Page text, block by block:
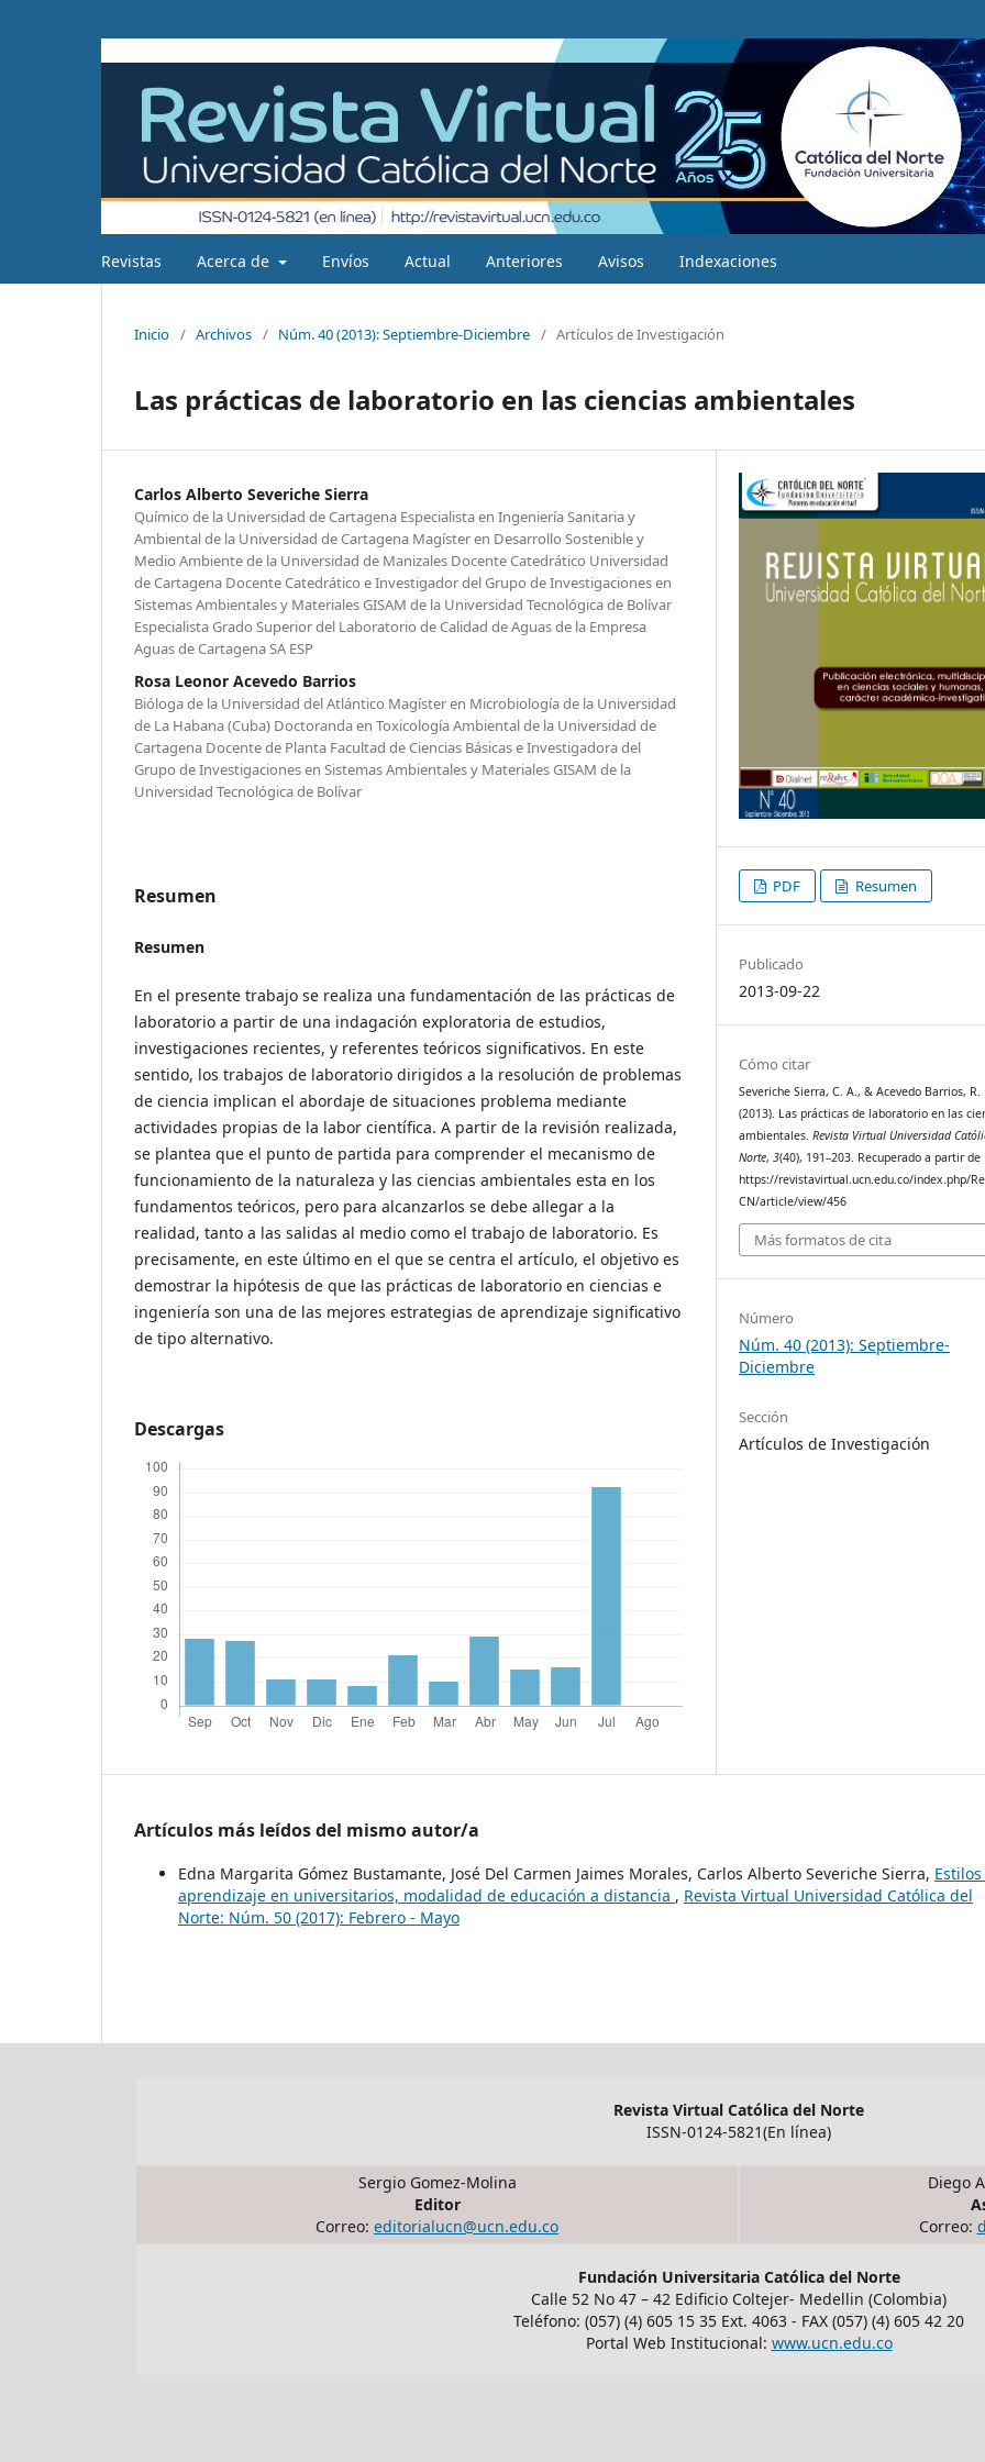
Revistas Acerca de Envíos Actual Anteriores Avisos Indexaciones
Inicio / Archivos / Núm. 40 (2013): Septiembre-Diciembre / Artículos de Investigación
Las prácticas de laboratorio en las ciencias ambientales
Carlos Alberto Severiche Sierra
Químico de la Universidad de Cartagena Especialista en Ingeniería Sanitaria y
Ambiental de la Universidad de Cartagena Magíster en Desarrollo Sostenible y
Medio Ambiente de la Universidad de Manizales Docente Catedrático Universidad
de Cartagena Docente Catedrático e Investigador del Grupo de Investigaciones en
Sistemas Ambientales y Materiales GISAM de la Universidad Tecnológica de Bolívar
Especialista Grado Superior del Laboratorio de Calidad de Aguas de la Empresa
Aguas de Cartagena SA ESP
Rosa Leonor Acevedo Barrios
Bióloga de la Universidad del Atlántico Magíster en Microbiología de la Universidad
de La Habana (Cuba) Doctoranda en Toxicología Ambiental de la Universidad de
Cartagena Docente de Planta Facultad de Ciencias Básicas e Investigadora del
Grupo de Investigaciones en Sistemas Ambientales y Materiales GISAM de la
Universidad Tecnológica de Bolívar
Resumen
Resumen
En el presente trabajo se realiza una fundamentación de las prácticas de
laboratorio a partir de una indagación exploratoria de estudios,
investigaciones recientes, y referentes teóricos significativos. En este
sentido, los trabajos de laboratorio dirigidos a la resolución de problemas
de ciencia implican el abordaje de situaciones problema mediante
actividades propias de la labor científica. A partir de la revisión realizada,
se plantea que el punto de partida para comprender el mecanismo de
funcionamiento de la naturaleza y las ciencias ambientales esta en los
fundamentos teóricos, pero para alcanzarlos se debe allegar a la
realidad, tanto a las salidas al medio como el trabajo de laboratorio. Es
precisamente, en este último en el que se centra el artículo, el objetivo es
demostrar la hipótesis de que las prácticas de laboratorio en ciencias e
ingeniería son una de las mejores estrategias de aprendizaje significativo
de tipo alternativo.
Descargas
PDF Resumen
Publicado
2013-09-22
Cómo citar
Severiche Sierra, C. A., & Acevedo Barrios, R.
(2013). Las prácticas de laboratorio en las
ambientales.Revista Virtual Universidad
Norte,3(40), 191–203. Recuperado a partir de
https://revistavirtual.ucn.edu.co/index.php/
CN/article/view/456
Más formatos de cita
Número
Núm. 40 (2013): Septiembre-
Diciembre
Sección
Artículos de Investigación
Artículos más leídos del mismo autor/a
Edna Margarita Gómez Bustamante, José Del Carmen Jaimes Morales, Carlos Alberto Severiche Sierra,
aprendizaje en universitarios, modalidad de educación a distancia , Revista Virtual Universidad Católica del
Norte: Núm. 50 (2017): Febrero - Mayo
Revista Virtual Católica del Norte
ISSN-0124-5821(En línea)
Sergio Gomez-Molina
Editor
Correo: editorialucn@ucn.edu.co
Diego
Correo:
Fundación Universitaria Católica del Norte
Calle 52 No 47 – 42 Edificio Coltejer- Medellin (Colombia)
Teléfono: (057) (4) 605 15 35 Ext. 4063 - FAX (057) (4) 605 42 20
Portal Web Institucional: www.ucn.edu.co